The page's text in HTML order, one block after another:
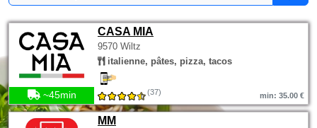
CASA MIA
9570 Wiltz
italienne, pâtes, pizza, tacos
~45min (37) min: 35.00 €
MM